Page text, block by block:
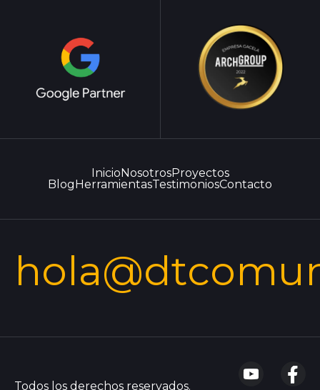
InicioNosotrosProyectos
BlogHerramientasTestimoniosContacto
Todos los derechos reservados.